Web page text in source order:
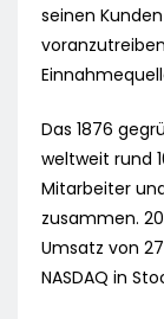
seinen
Das 1876
weltweit rund
Mitarbeiter
zusammen.
Umsatz von
NASDAQ in